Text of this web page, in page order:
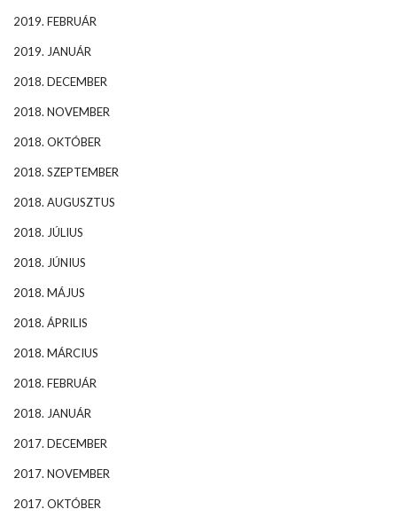
2019. FEBRUÁR
2019. JANUÁR
2018. DECEMBER
2018. NOVEMBER
2018. OKTÓBER
2018. SZEPTEMBER
2018. AUGUSZTUS
2018. JÚLIUS
2018. JÚNIUS
2018. MÁJUS
2018. ÁPRILIS
2018. MÁRCIUS
2018. FEBRUÁR
2018. JANUÁR
2017. DECEMBER
2017. NOVEMBER
2017. OKTÓBER